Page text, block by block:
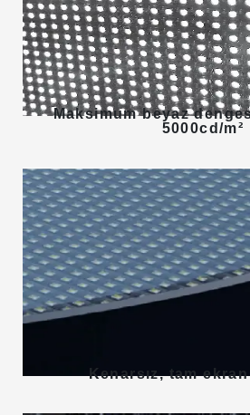
Maksimum beyaz
5000cd/m²
Kenarsız, tam